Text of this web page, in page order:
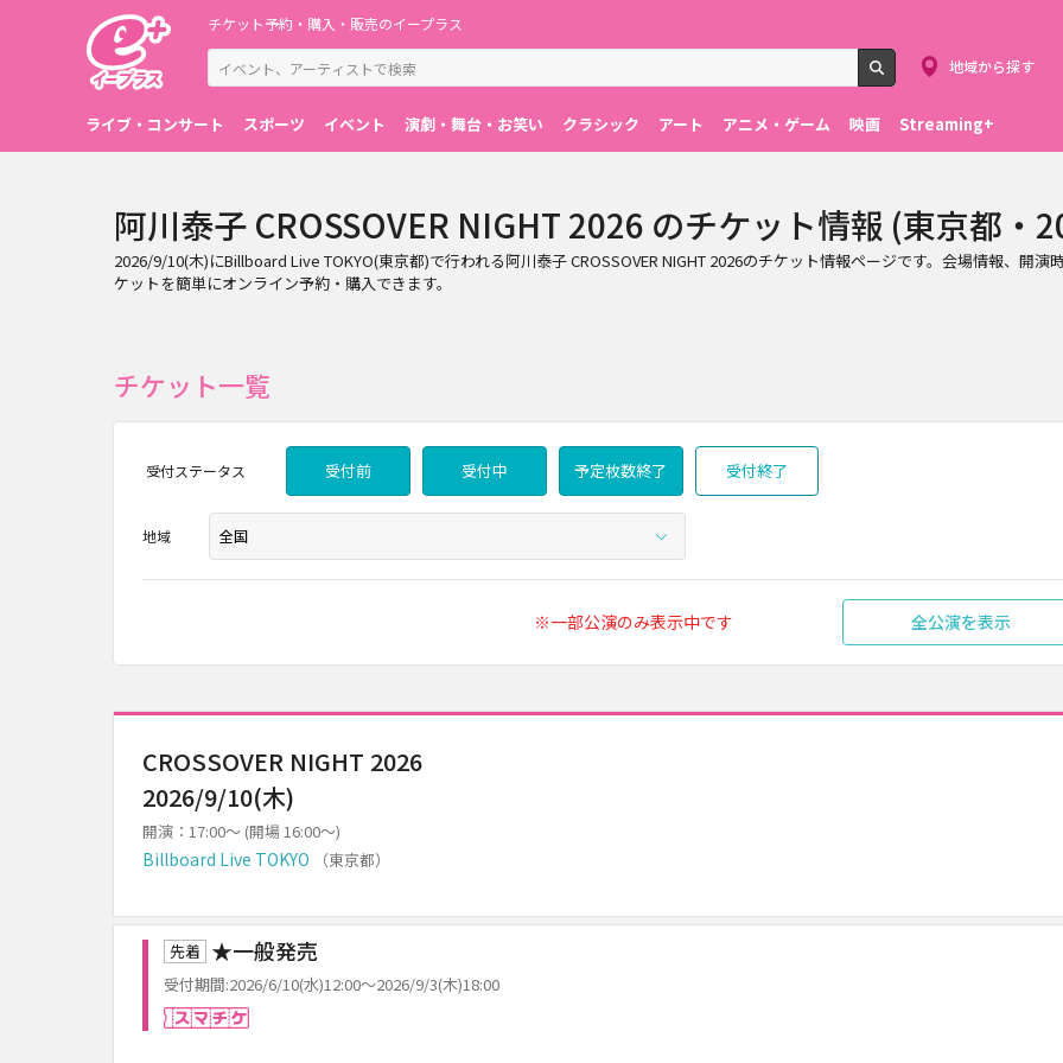
チケット予約・購入・販売のイープラス
検索
地域から探す
ライブ・コンサート スポーツ イベント 演劇・舞台・お笑い クラシック アート アニメ・ゲーム 映画 Streaming+
阿川泰子 CROSSOVER NIGHT 2026 のチケット情報 (東京都
2026/9/10(木)にBillboard Live TOKYO(東京都)で行われる阿川泰子 CROSSOVER NIGHT 2026のチケット情報ページです。会場情報、開演
ケットを簡単にオンライン予約・購入できます。
チケット一覧
受付ステータス 受付前 受付中 予定枚数終了 受付終了
地域
※一部公演のみ表示中です 全公演を表示
CROSSOVER NIGHT 2026
2026/9/10(木)
開演：17:00～ (開場 16:00～)
Billboard Live TOKYO （東京都）
先着 ★一般発売
受付期間:2026/6/10(水)12:00～2026/9/3(木)18:00